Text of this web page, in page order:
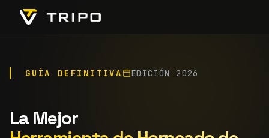
GUÍA DEFINITIVA EDICIÓN 2026
La Mejor